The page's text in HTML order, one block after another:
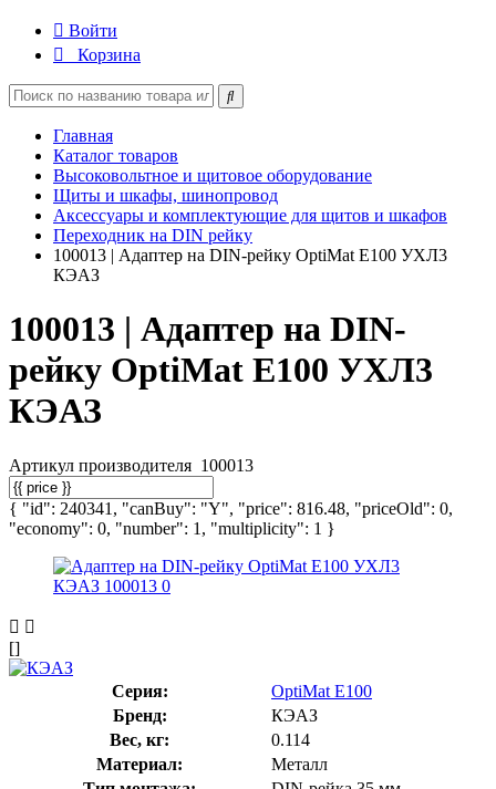
Войти
Корзина
Главная
Каталог товаров
Высоковольтное и щитовое оборудование
Щиты и шкафы, шинопровод
Аксессуары и комплектующие для щитов и шкафов
Переходник на DIN рейку
100013 | Адаптер на DIN-рейку OptiMat E100 УХЛ3
КЭАЗ
100013 | Адаптер на DIN-
рейку OptiMat E100 УХЛ3
КЭАЗ
Артикул производителя 100013
{ "id": 240341, "canBuy": "Y", "price": 816.48, "priceOld": 0,
"economy": 0, "number": 1, "multiplicity": 1 }
[]
Серия:
OptiMat E100
Бренд:
КЭАЗ
Вес, кг:
0.114
Материал:
Металл